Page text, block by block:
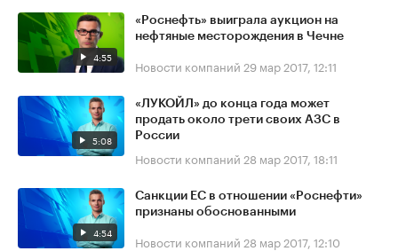
4:55
«Роснефть» выиграла аукцион на
нефтяные месторождения в Чечне
Новости компаний 29 мар 2017, 12:11
5:08
«ЛУКОЙЛ» до конца года может
продать около трети своих АЗС в
России
Новости компаний 28 мар 2017, 18:11
4:54
Санкции ЕС в отношении «Роснефти»
признаны обоснованными
Новости компаний 28 мар 2017, 12:10